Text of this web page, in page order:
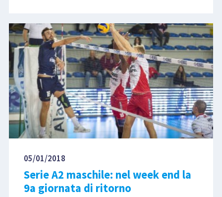
05/01/2018
Serie A2 maschile: nel week end la
9a giornata di ritorno